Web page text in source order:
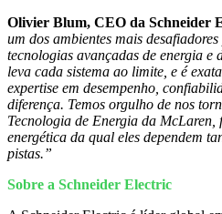
Olivier Blum, CEO da Schneider
um dos ambientes mais
tecnologias avançadas de energia
leva cada sistema ao limite, e é
expertise em desempenho,
diferença. Temos orgulho de nos
Tecnologia de Energia da McLaren,
energética da qual eles dependem
pistas.”
Sobre a Schneider Electric